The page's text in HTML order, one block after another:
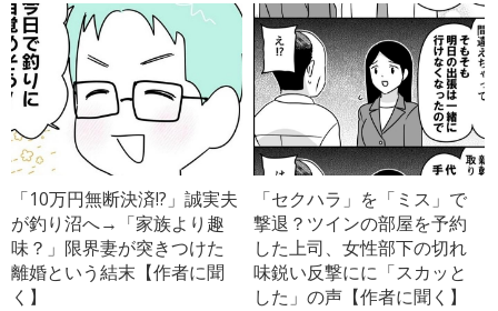
「10万円無断決済!?」誠実夫
が釣り沼へ→「家族より趣
味？」限界妻が突きつけた
離婚という結末【作者に聞
く】
「セクハラ」を「ミス」で
撃退？ツインの部屋を予約
した上司、女性部下の切れ
味鋭い反撃にに「スカッと
した」の声【作者に聞く】